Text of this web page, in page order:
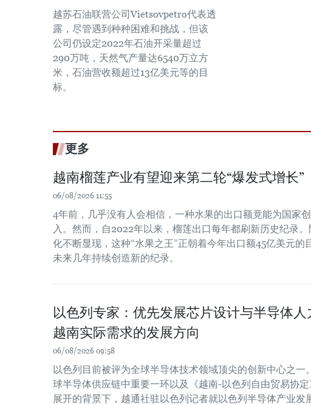
越苏石油联营公司Vietsovpetro代表透
露，尽管遇到种种困难和挑战，但该
公司仍设定2022年石油开采量超过
290万吨，天然气产量达6540万立方
米，石油营收额超过13亿美元等的目
标。
更多
越南榴莲产业有望迎来第二轮“爆发式增长”
06/08/2026 11:55
4年前，几乎没有人会相信，一种水果的出口额竟能为国家
入。然而，自2022年以来，榴莲出口每年都刷新历史纪录
化不断显现，这种“水果之王”正朝着今年出口额45亿美元的
未来几年持续创造新的纪录。
以色列专家：优先发展芯片设计与半导体
越南实际需求的发展方向
06/08/2026 09:58
以色列目前被评为全球半导体技术领域顶尖的创新中心之一
球半导体供应链中重要一环以及《越南-以色列自由贸易协
展开的背景下，越通社驻以色列记者就以色列半导体产业发